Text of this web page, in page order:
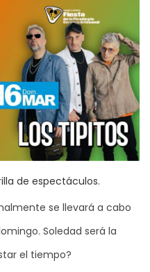
de espectáculos.
se llevará a cabo
Soledad será la
el tiempo?